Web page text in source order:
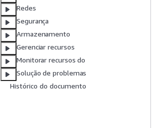
Redes
Segurança
Armazenamento
Gerenciar recursos
Monitorar recursos do
Solução de problemas
Histórico do documento